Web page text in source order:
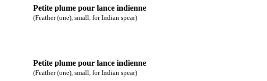
Petite plume pour lance indienne
(Feather (one), small, for Indian spear)
Petite plume pour lance indienne
(Feather (one), small, for Indian spear)